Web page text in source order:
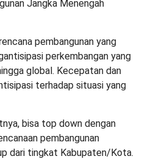
Jangka Menengah
pembangunan yang
perkembangan yang
global. Kecepatan dan
terhadap situasi yang
bisa top down dengan
pembangunan
dari tingkat Kabupaten/Kota.